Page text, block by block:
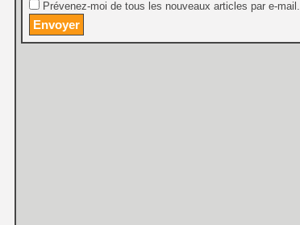
Prévenez-moi de tous les nouveaux articles par e-mail.